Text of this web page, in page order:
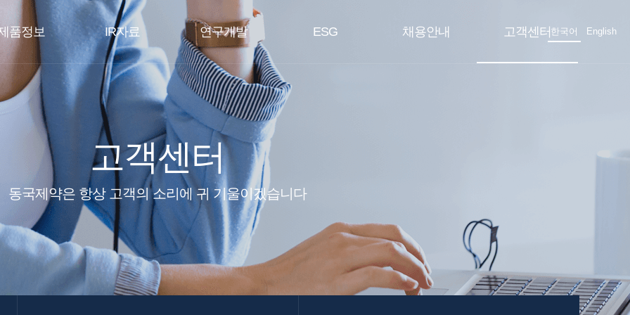
품정보 IR자료 연구개발 ESG 채용안내 고객센터 한국어 English
고객센터
동국제약은 항상 고객의 소리에 귀 기울이겠습니다